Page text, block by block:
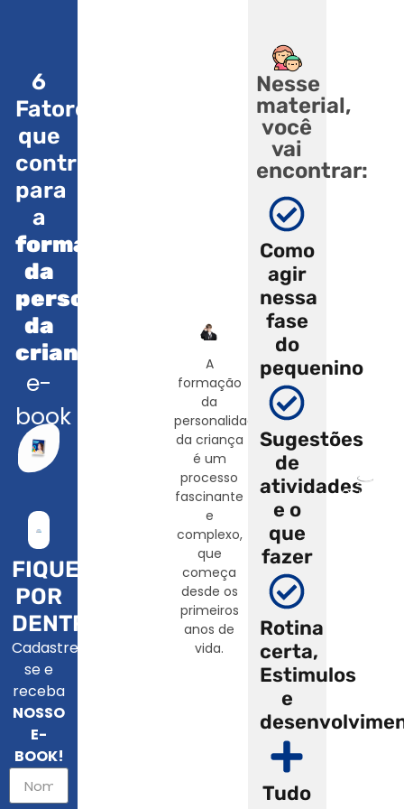
6
Fatores
que
contribuem
para
a
formação
da
personalidade
da
criança
e-
book
FIQUE
POR
DENTRO
Cadastre-
se e
receba
NOSSO
E-
BOOK!
A
formação
da
personalidade
da criança
é um
processo
fascinante
e
complexo,
que
começa
desde os
primeiros
anos de
vida.
Nesse
material,
você
vai
encontrar:
Como
agir
nessa
fase
do
pequenino
Sugestões
de
atividades
e o
que
fazer
Rotina
certa,
Estimulos
e
Tudo
Colégio